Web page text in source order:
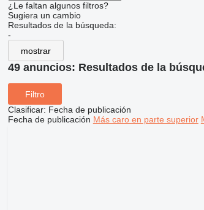
¿Le faltan algunos filtros?
Sugiera un cambio
Resultados de la búsqueda:
-
mostrar
49 anuncios: Resultados de la
Filtro
Clasificar: Fecha de publicación
Fecha de publicación Más caro en parte superior